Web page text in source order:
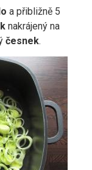
a přibližně 5
nakrájený na
česnek.